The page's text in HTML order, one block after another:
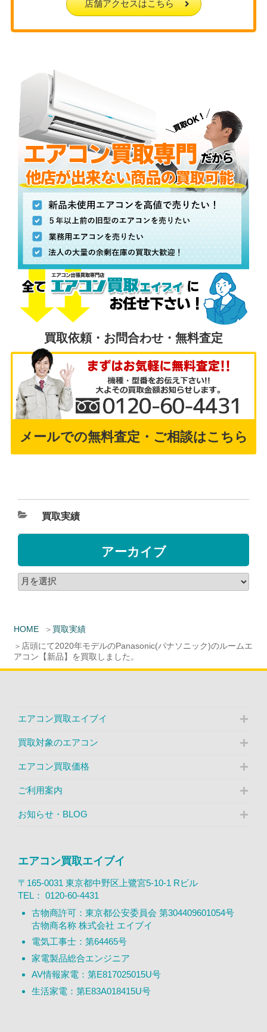
HOME
買取実績
店頭にて2020年モデルのPanasonic(パナソニック)のルームエ
アコン【新品】を買取しました。
店舗アクセスはこちら
買取依頼・お問合わせ・無料査定
メールでの無料査定・ご相談はこちら
買取実績
アーカイブ
エアコン買取エイブイ
買取対象のエアコン
エアコン買取価格
ご利用案内
お知らせ・BLOG
エアコン買取エイブイ
〒165-0031 東京都中野区上鷺宮5-10-1 Rビル
TEL： 0120-60-4431
古物商許可：東京都公安委員会 第304409601054号
古物商名称 株式会社 エイブイ
電気工事士：第64465号
家電製品総合エンジニア
AV情報家電：第E817025015U号
生活家電：第E83A018415U号